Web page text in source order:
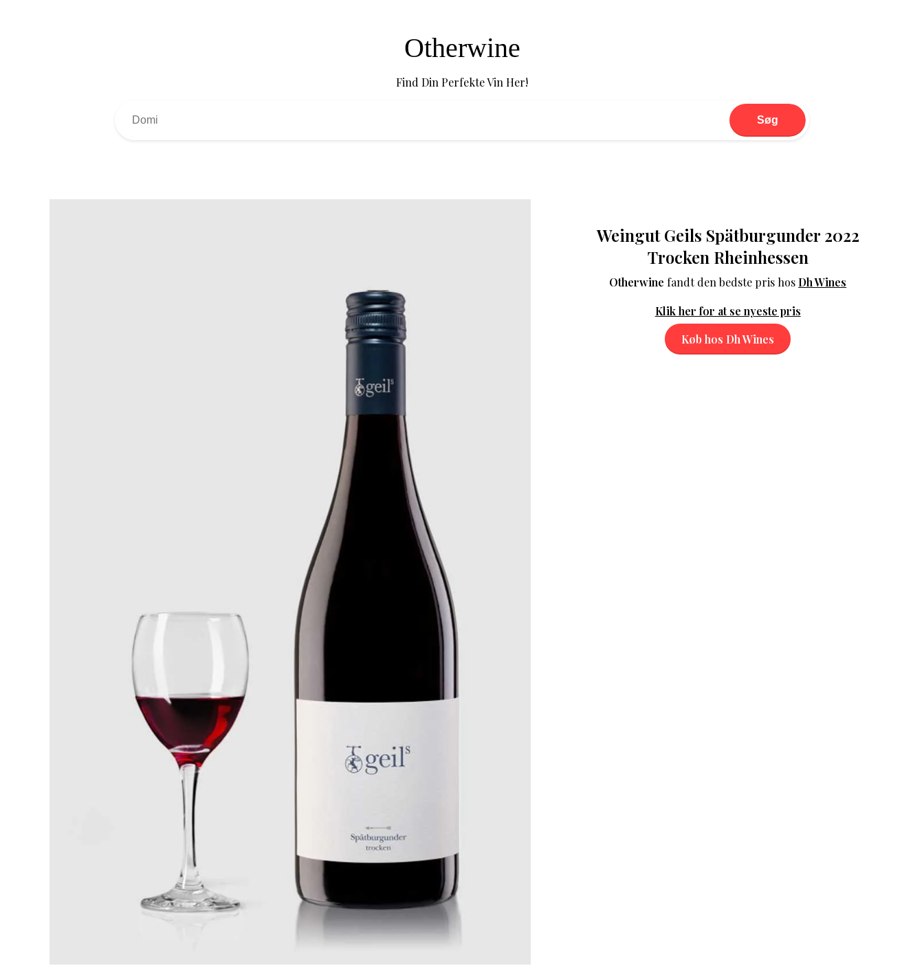
Otherwine
Find Din Perfekte Vin Her!
Søg
Weingut Geils Spätburgunder 2022
Trocken Rheinhessen
Otherwine fandt den bedste pris hos Dh Wines
Klik her for at se nyeste pris
Køb hos Dh Wines